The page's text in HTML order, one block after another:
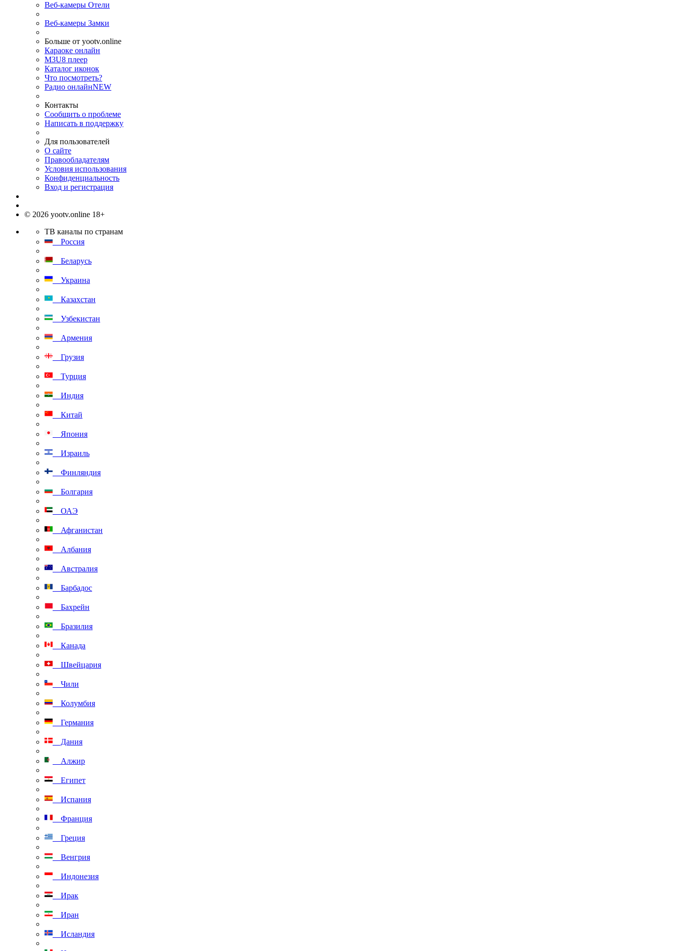
Веб-камеры Отели
Веб-камеры Замки
Больше от yootv.online
Караоке онлайн
M3U8 плеер
Каталог иконок
Что посмотреть?
Радио онлайнNEW
Контакты
Сообщить о проблеме
Написать в поддержку
Для пользователей
О сайте
Правообладателям
Условия использования
Конфиденциальность
Вход и регистрация
© 2026 yootv.online 18+
ТВ каналы по странам
Россия
Беларусь
Украина
Казахстан
Узбекистан
Армения
Грузия
Турция
Индия
Китай
Япония
Израиль
Финляндия
Болгария
ОАЭ
Афганистан
Албания
Австралия
Барбадос
Бахрейн
Бразилия
Канада
Швейцария
Чили
Колумбия
Германия
Дания
Алжир
Египет
Испания
Франция
Греция
Венгрия
Индонезия
Ирак
Иран
Исландия